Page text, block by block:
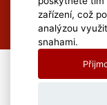
All Rights
zařízení, což
analýzou
snahami.